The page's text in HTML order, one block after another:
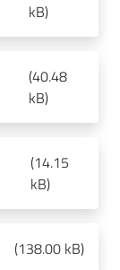
kB)
(40.48
kB)
(14.15
kB)
(138.00 kB)